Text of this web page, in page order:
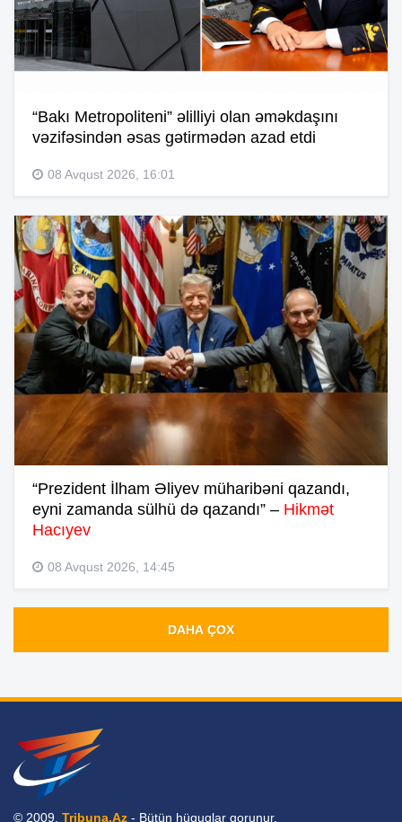
“Bakı Metropoliteni” əlilliyi olan əməkdaşını
vəzifəsindən əsas gətirmədən azad etdi
08 Avqust 2026, 16:01
“Prezident İlham Əliyev müharibəni qazandı,
eyni zamanda sülhü də qazandı” – Hikmət
Hacıyev
08 Avqust 2026, 14:45
DAHA ÇOX
© 2009, Tribuna.Az - Bütün hüquqlar qorunur.